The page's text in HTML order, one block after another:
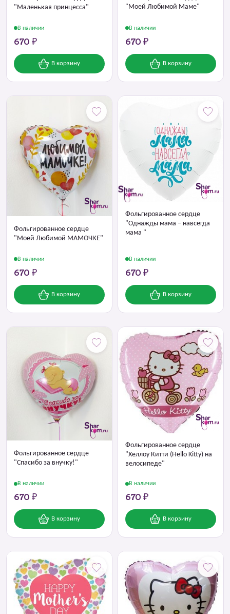
"Маленькая принцесса"
В наличии
670 ₽
В корзину
"Моей Любимой Маме"
В наличии
670 ₽
В корзину
Фольгированное сердце
"Моей Любимой МАМОЧКЕ"
В наличии
670 ₽
В корзину
Фольгированное сердце
"Однажды мама – навсегда
мама "
В наличии
670 ₽
В корзину
Фольгированное сердце
"Спасибо за внучку!"
В наличии
670 ₽
В корзину
Фольгированное сердце
"Хеллоу Китти (Hello Kitty) на
велосипеде"
В наличии
670 ₽
В корзину